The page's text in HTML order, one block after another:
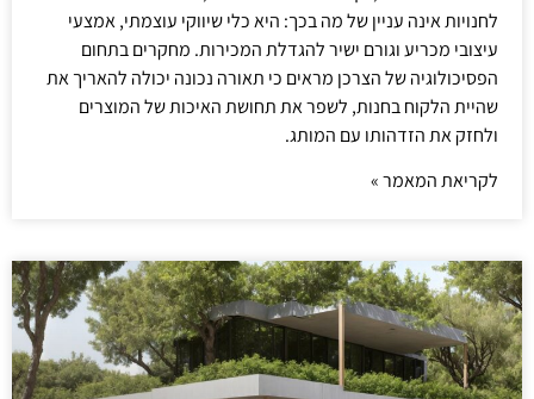
לחנויות אינה עניין של מה בכך: היא כלי שיווקי עוצמתי, אמצעי
עיצובי מכריע וגורם ישיר להגדלת המכירות. מחקרים בתחום
הפסיכולוגיה של הצרכן מראים כי תאורה נכונה יכולה להאריך את
שהיית הלקוח בחנות, לשפר את תחושת האיכות של המוצרים
ולחזק את הזדהותו עם המותג.
לקריאת המאמר »